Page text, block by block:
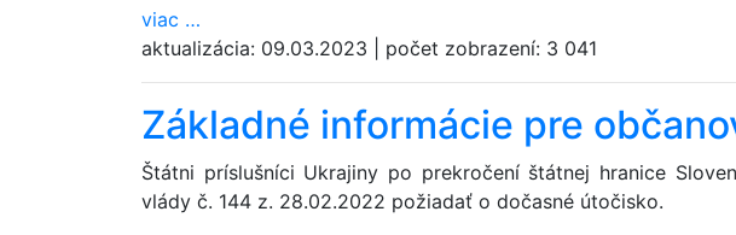
viac …
aktualizácia: 09.03.2023 počet zobrazení: 3 041
Základné informácie pre
Štátni príslušníci Ukrajiny po prekročení štátnej hranice
vlády č. 144 z. 28.02.2022 požiadať o dočasné útočisko.